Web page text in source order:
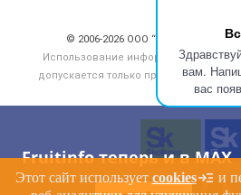
вам.
вас
Fruitinfo теперь и в MAX
© 2006‑2026 ООО “Инлайн”. 12+
Использование информации,
допускается только при размещении
fruitinfo.ru
Этот сайт использует cookies
и